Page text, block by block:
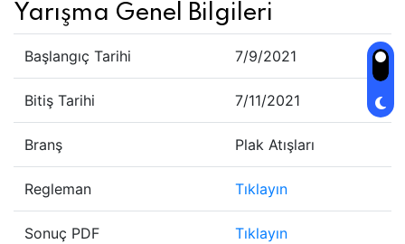
Yarışma Genel Bilgileri
Başlangıç Tarihi 7/9/2021
Bitiş Tarihi 7/11/2021
Branş Plak Atışları
Regleman Tıklayın
Sonuç PDF Tıklayın